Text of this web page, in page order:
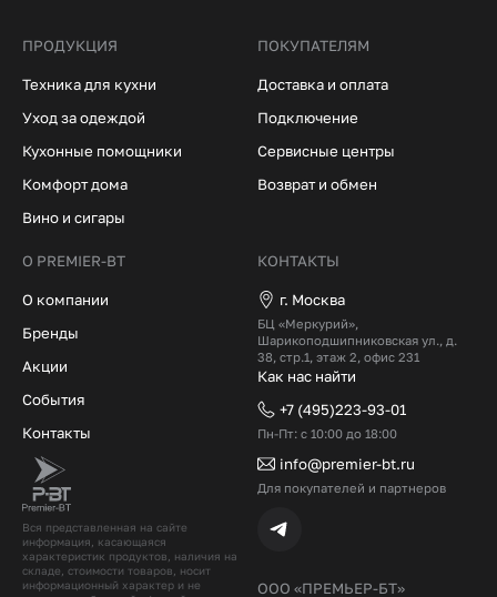
Вся представленная на сайте
информация, касающаяся
характеристик продуктов, наличия на
складе, стоимости товаров, носит
информационный характер и не
ООО «ПРЕМЬЕР-БТ»
ПРОДУКЦИЯ
Техника для кухни
Уход за одеждой
Кухонные помощники
Комфорт дома
Вино и сигары
ПОКУПАТЕЛЯМ
Доставка и оплата
Подключение
Сервисные центры
Возврат и обмен
О PREMIER-BT
О компании
Бренды
Акции
События
Контакты
КОНТАКТЫ
г. Москва
БЦ «Меркурий»,
Шарикоподшипниковская ул., д.
38, стр.1, этаж 2, офис 231
Как нас найти
+7 (495)223-93-01
Пн-Пт: с 10:00 до 18:00
info@premier-bt.ru
Для покупателей и партнеров